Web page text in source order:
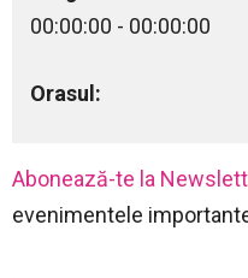
00:00:00 - 00:00:00
Orasul:
Abonează-te la
evenimentele